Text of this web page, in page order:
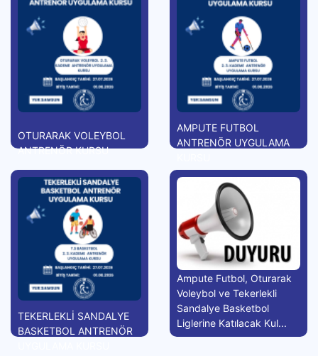
OTURARAK VOLEYBOL
ANTRENÖR KURSU
AMPUTE FUTBOL
ANTRENÖR UYGULAMA
TEKERLEKLİ SANDALYE
BASKETBOL ANTRENÖR
Ampute Futbol, Oturarak
Voleybol ve Tekerlekli
Sandalye Basketbol
Liglerine Katılacak Kul...